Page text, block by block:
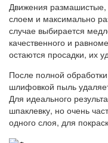
Движения размашистые,
слоем и максимально
случае выбирается
качественного и
остаются просадки, их
После полной
шлифовкой пыль
Для идеального
шпаклевку, но очень
одного слоя, для